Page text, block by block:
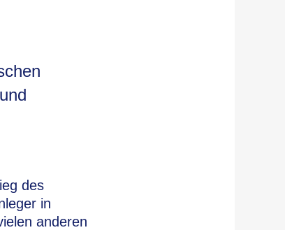
des
in
anderen